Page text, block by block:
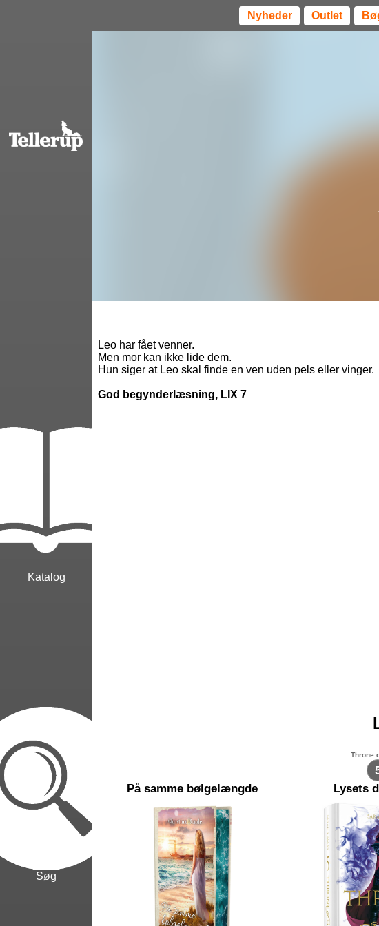
Nyheder Outlet
Katalog
Søg
Leo har fået venner.
Men mor kan ikke lide dem.
Hun siger at Leo skal finde en ven uden pels eller vinger.
God begynderlæsning, LIX 7
På samme bølgelængde
Throne
Lysets